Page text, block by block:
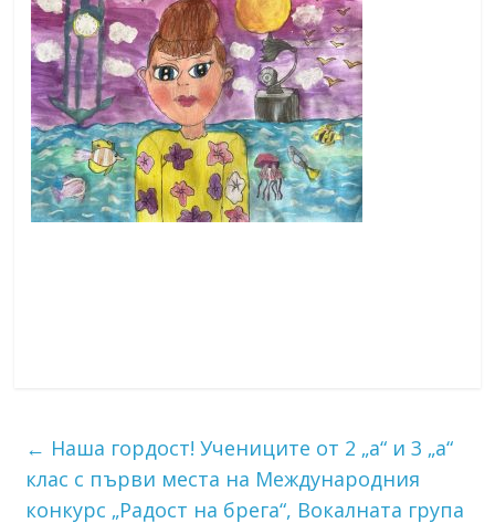
← Наша гордост! Учениците от 2 „а“ и 3 „а“
клас с първи места на Международния
конкурс „Радост на брега“, Вокалната група